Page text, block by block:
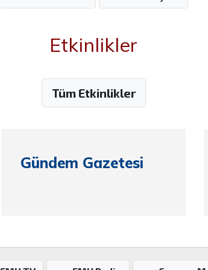
Etkinlikler
Tüm Etkinlikler
Gündem Gazetesi